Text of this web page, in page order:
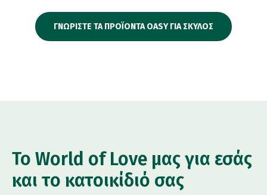
ΓΝΩΡΙΣΤΕ ΤΑ ΠΡΟΪΟΝΤΑ OASY ΓΙΑ ΣΚΥΛΟΣ
Το World of Love μας για εσάς
και το κατοικίδιό σας